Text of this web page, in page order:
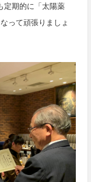
期的に「太陽薬
って頑張りましょ